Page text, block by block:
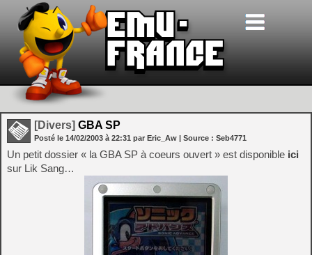
[Divers] GBA SP
Posté le 14/02/2003 à 22:31 par Eric_Aw | Source : Seb4771
Un petit dossier « la GBA SP à coeurs ouvert » est disponible ici
sur Lik Sang…